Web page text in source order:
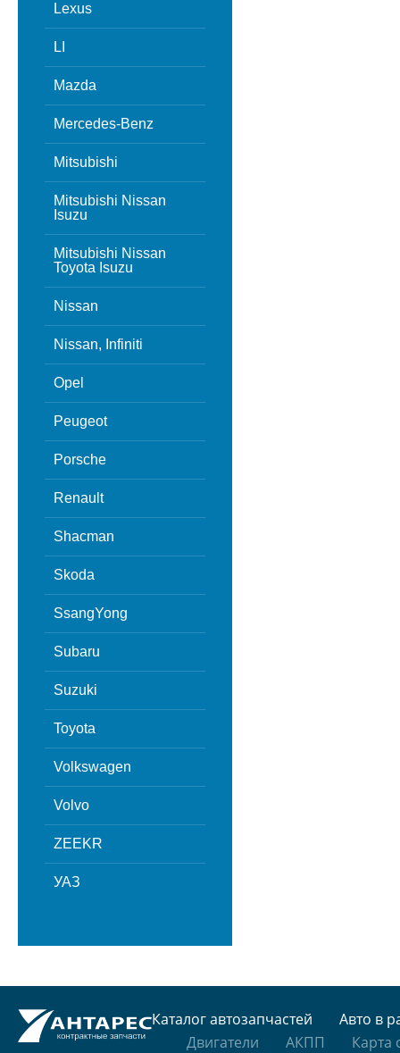
Lexus
LI
Mazda
Mercedes-Benz
Mitsubishi
Mitsubishi Nissan
Isuzu
Mitsubishi Nissan
Toyota Isuzu
Nissan
Nissan, Infiniti
Opel
Peugeot
Porsche
Renault
Shacman
Skoda
SsangYong
Subaru
Suzuki
Toyota
Volkswagen
Volvo
ZEEKR
УАЗ
Каталог автозапчастей
Авто в
Двигатели
АКПП Карта